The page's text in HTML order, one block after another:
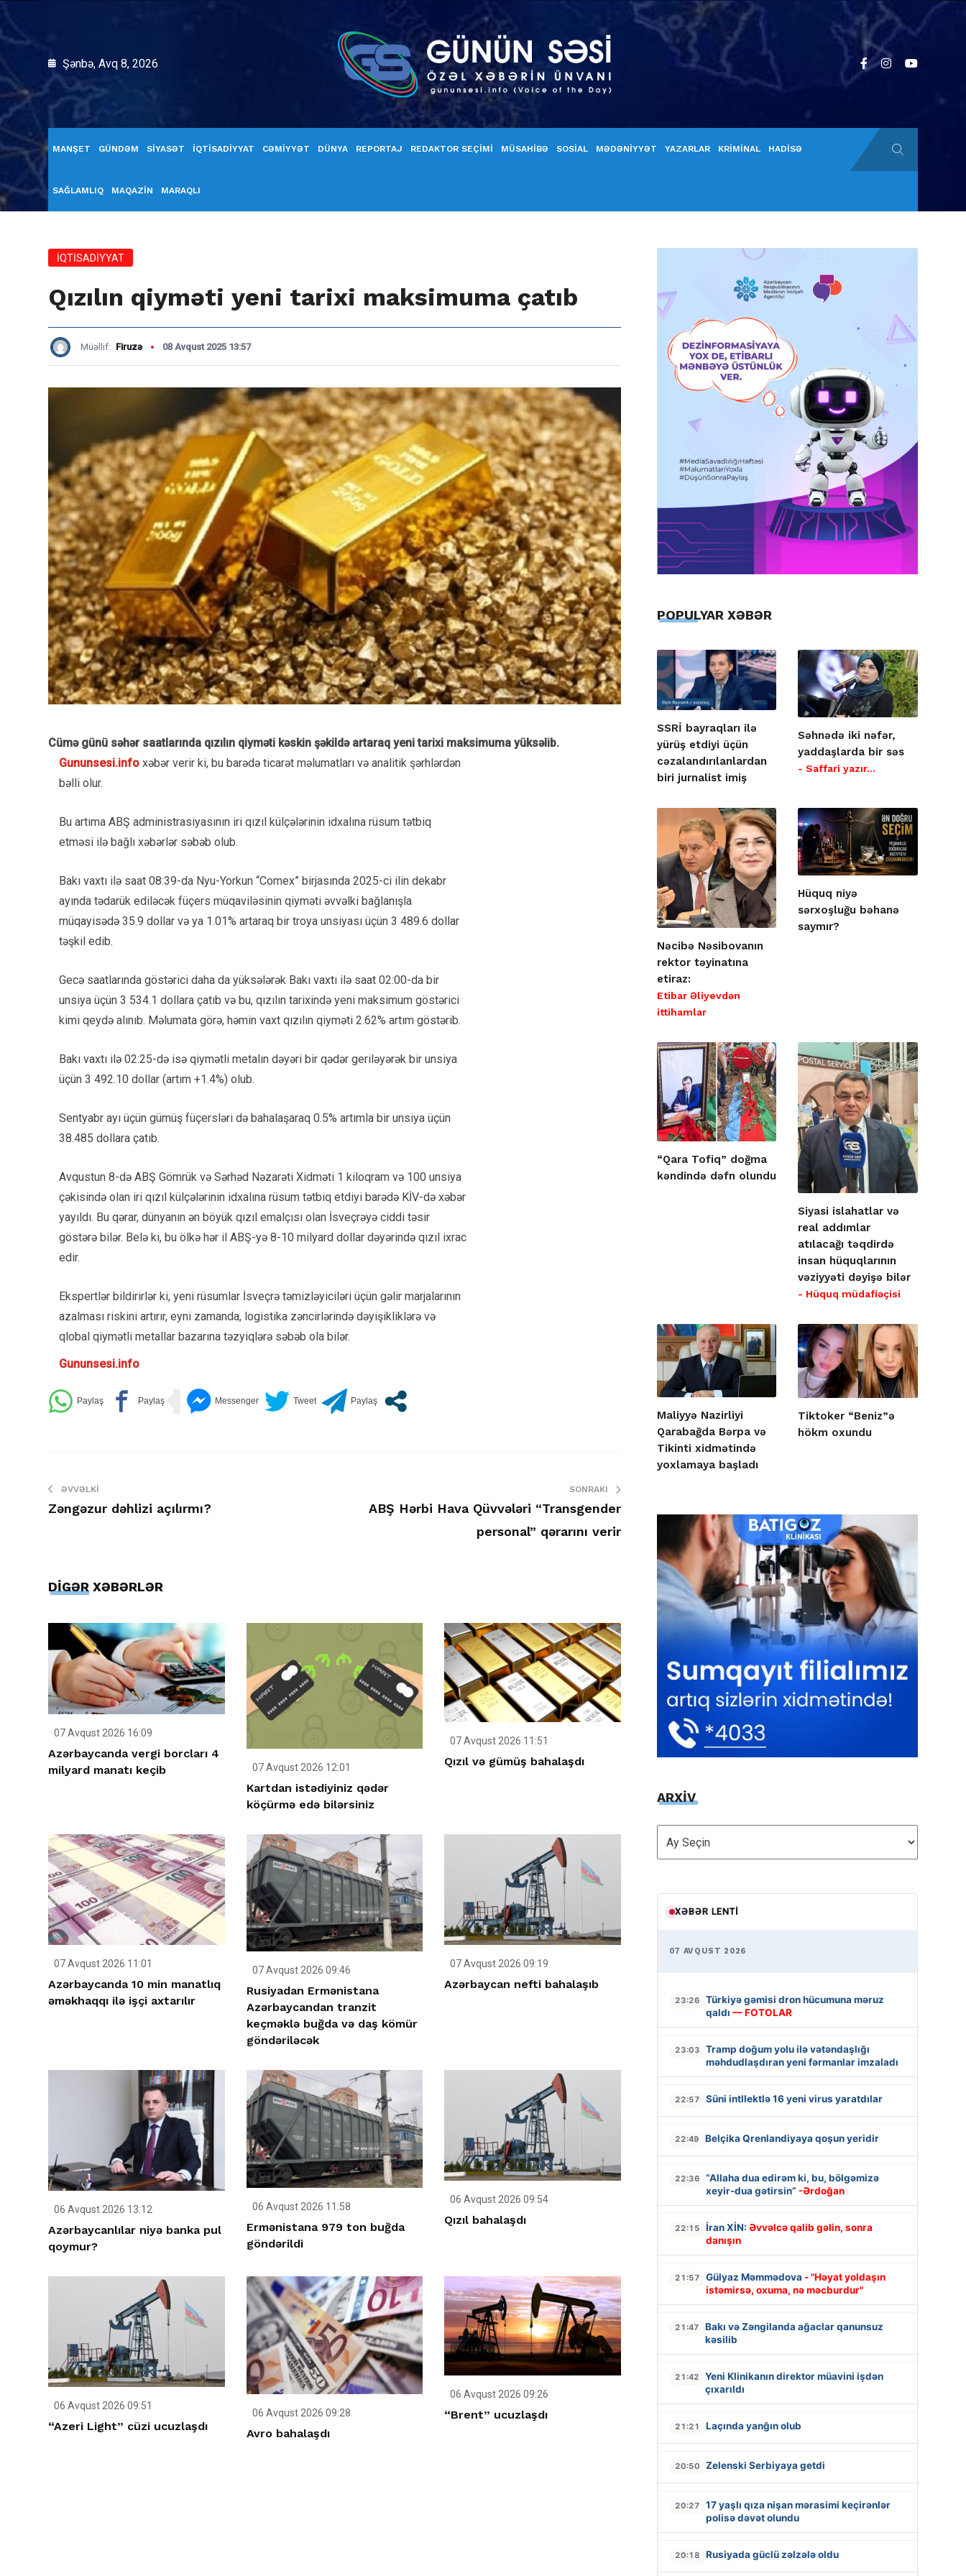
Şənbə, Avq 8, 2026
MANŞET GÜNDƏM SİYASƏT İQTİSADİYYAT CƏMİYYƏT DÜNYA REPORTAJ REDAKTOR SEÇİMİ MÜSAHİBƏ SOSİAL MƏDƏNİYYƏT YAZARLAR KRİMİNAL HADİSƏ
SAĞLAMLIQ MAQAZİN MARAQLI
İQTİSADİYYAT
Qızılın qiyməti yeni tarixi maksimuma çatıb
Müəllif: Firuzə 08 Avqust 2025 13:57
Cümə günü səhər saatlarında qızılın qiyməti kəskin şəkildə artaraq yeni tarixi maksimuma yüksəlib.
Gununsesi.info xəbər verir ki, bu barədə ticarət məlumatları və analitik şərhlərdən
bəlli olur.
Bu artıma ABŞ administrasiyasının iri qızıl külçələrinin idxalına rüsum tətbiq
etməsi ilə bağlı xəbərlər səbəb olub.
Bakı vaxtı ilə saat 08:39-da Nyu-Yorkun “Comex” birjasında 2025-ci ilin dekabr
ayında tədarük ediləcək füçers müqaviləsinin qiyməti əvvəlki bağlanışla
müqayisədə 35.9 dollar və ya 1.01% artaraq bir troya unsiyası üçün 3 489.6 dollar
təşkil edib.
Gecə saatlarında göstərici daha da yüksələrək Bakı vaxtı ilə saat 02:00-da bir
unsiya üçün 3 534.1 dollara çatıb və bu, qızılın tarixində yeni maksimum göstərici
kimi qeydə alınıb. Məlumata görə, həmin vaxt qızılın qiyməti 2.62% artım göstərib.
Bakı vaxtı ilə 02:25-də isə qiymətli metalın dəyəri bir qədər geriləyərək bir unsiya
üçün 3 492.10 dollar (artım +1.4%) olub.
Sentyabr ayı üçün gümüş füçersləri də bahalaşaraq 0.5% artımla bir unsiya üçün
38.485 dollara çatıb.
Avqustun 8-də ABŞ Gömrük və Sərhəd Nəzarəti Xidməti 1 kiloqram və 100 unsiya
çəkisində olan iri qızıl külçələrinin idxalına rüsum tətbiq etdiyi barədə KİV-də xəbər
yayıldı. Bu qərar, dünyanın ən böyük qızıl emalçısı olan İsveçrəyə ciddi təsir
göstərə bilər. Belə ki, bu ölkə hər il ABŞ-yə 8-10 milyard dollar dəyərində qızıl ixrac
edir.
Ekspertlər bildirirlər ki, yeni rüsumlar İsveçrə təmizləyiciləri üçün gəlir marjalarının
azalması riskini artırır, eyni zamanda, logistika zəncirlərində dəyişikliklərə və
qlobal qiymətli metallar bazarına təzyiqlərə səbəb ola bilər.
Gununsesi.info
ƏVVƏLKI
Zəngəzur dəhlizi açılırmı?
SONRAKI
ABŞ Hərbi Hava Qüvvələri “Transgender
personal” qərarını verir
DİGƏR XƏBƏRLƏR
07 Avqust 2026 16:09
Azərbaycanda vergi borcları 4
milyard manatı keçib
07 Avqust 2026 12:01
Kartdan istədiyiniz qədər
köçürmə edə bilərsiniz
07 Avqust 2026 11:51
Qızıl və gümüş bahalaşdı
07 Avqust 2026 11:01
Azərbaycanda 10 min manatlıq
əməkhaqqı ilə işçi axtarılır
07 Avqust 2026 09:46
Rusiyadan Ermənistana
Azərbaycandan tranzit
keçməklə buğda və daş kömür
göndəriləcək
07 Avqust 2026 09:19
Azərbaycan nefti bahalaşıb
06 Avqust 2026 13:12
Azərbaycanlılar niyə banka pul
qoymur?
06 Avqust 2026 11:58
Ermənistana 979 ton buğda
göndərildi
06 Avqust 2026 09:54
Qızıl bahalaşdı
06 Avqust 2026 09:51
“Azeri Light” cüzi ucuzlaşdı
06 Avqust 2026 09:28
Avro bahalaşdı
06 Avqust 2026 09:26
“Brent” ucuzlaşdı
POPULYAR XƏBƏR
SSRİ bayraqları ilə
yürüş etdiyi üçün
cəzalandırılanlardan
biri jurnalist imiş
Səhnədə iki nəfər,
yaddaşlarda bir səs
- Saffari yazır…
Nəcibə Nəsibovanın
rektor təyinatına
etiraz:
Etibar Əliyevdən
ittihamlar
Hüquq niyə
sərxoşluğu bəhanə
saymır?
“Qara Tofiq” doğma
kəndində dəfn olundu
Siyasi islahatlar və
real addımlar
atılacağı təqdirdə
insan hüquqlarının
vəziyyəti dəyişə bilər
- Hüquq müdafiəçisi
Maliyyə Nazirliyi
Qarabağda Bərpa və
Tikinti xidmətində
yoxlamaya başladı
Tiktoker “Beniz”ə
hökm oxundu
ARXİV
ARXİV
XƏBƏR LENTI
07 AVQUST 2026
23:26
Türkiyə gəmisi dron hücumuna məruz
qaldı — FOTOLAR
23:03
Tramp doğum yolu ilə vətəndaşlığı
məhdudlaşdıran yeni fərmanlar imzaladı
22:57 Süni intllektlə 16 yeni virus yaratdılar
22:49 Belçika Qrenlandiyaya qoşun yeridir
22:36
“Allaha dua edirəm ki, bu, bölgəmizə
xeyir-dua gətirsin” -Ərdoğan
22:15 İran XİN: Əvvəlcə qalib gəlin, sonra
danışın
21:57 Gülyaz Məmmədova - "Həyat yoldaşın
istəmirsə, oxuma, nə məcburdur"
21:47
Bakı və Zəngilanda ağaclar qanunsuz
kəsilib
21:42
Yeni Klinikanın direktor müavini işdən
çıxarıldı
21:21 Laçında yanğın olub
20:50 Zelenski Serbiyaya getdi
20:27
17 yaşlı qıza nişan mərasimi keçirənlər
polisə dəvət olundu
20:18 Rusiyada güclü zəlzələ oldu